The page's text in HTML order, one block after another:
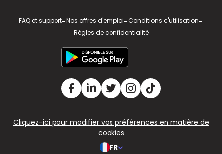
FAQ et support-Nos offres d'emploi-Conditions d'utilisation-
Règles de confidentialité
Cliquez-ici pour modifier vos préférences en matière de
cookies
FR